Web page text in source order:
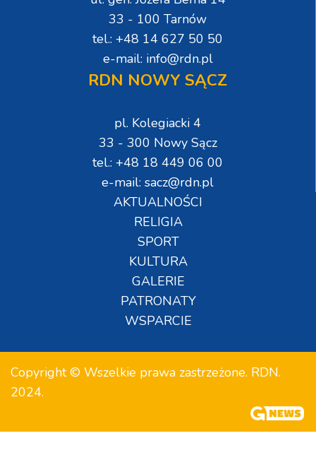
33 - 100 Tarnów
tel.: +48 14 627 50 50
e-mail: info@rdn.pl
RDN NOWY SĄCZ
pl. Kolegiacki 4
33 - 300 Nowy Sącz
tel.: +48 18 449 06 00
e-mail: sacz@rdn.pl
AKTUALNOŚCI
RELIGIA
SPORT
KULTURA
GALERIE
PATRONATY
WSPARCIE
Copyright © Wszelkie prawa zastrzeżone. RDN.
2024.